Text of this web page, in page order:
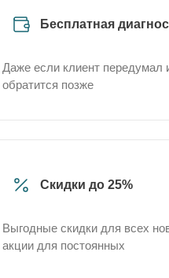
Бесплатная
Даже если клиент передумал
обратится позже
Скидки до 25%
Выгодные скидки для всех
акции для постоянных